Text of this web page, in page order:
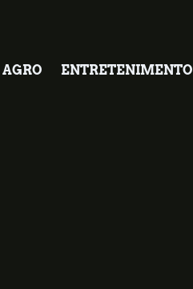
AGRO ENTRETENIMENTO